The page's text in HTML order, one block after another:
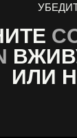
ИЛИ